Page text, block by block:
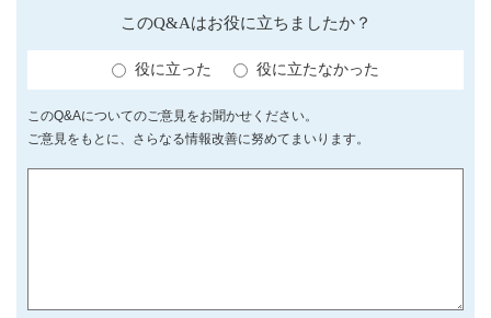
このQ&Aはお役に立ちましたか？
役に立った 役に立たなかった
このQ&Aについてのご意見をお聞かせください。
ご意見をもとに、さらなる情報改善に努めてまいります。